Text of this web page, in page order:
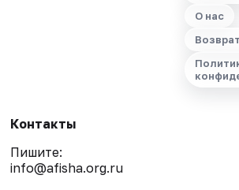
О нас
Контакты
Пишите:
info@afisha.org.ru